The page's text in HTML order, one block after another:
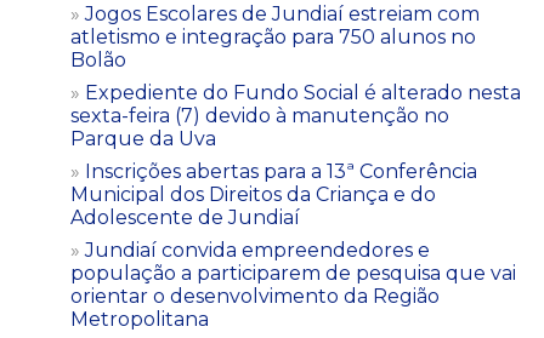
Jogos Escolares de Jundiaí estreiam com
atletismo e integração para 750 alunos no
Bolão
Expediente do Fundo Social é alterado nesta
sexta-feira (7) devido à manutenção no
Parque da Uva
Inscrições abertas para a 13ª Conferência
Municipal dos Direitos da Criança e do
Adolescente de Jundiaí
Jundiaí convida empreendedores e
população a participarem de pesquisa que vai
orientar o desenvolvimento da Região
Metropolitana